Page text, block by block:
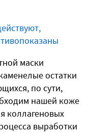
маски
остатки
по сути,
нашей коже
коллагеновых
выработки